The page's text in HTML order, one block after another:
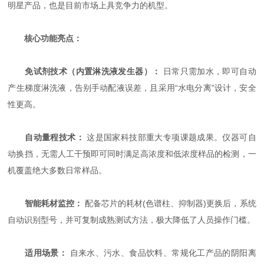
明星产品，也是目前市场上具竞争力的机型。
核心功能亮点：
免试剂技术（内置淋洗液发生器）：
​ 日常只需加水，即可自动
产生梯度淋洗液，告别手动配液误差，且采用“水电分离”设计，安全
性更高。
自动量程技术： ​ 这是国家科技部重大专项课题成果。仪器可自
动换挡，无需人工干预即可同时满足高浓度和低浓度样品的检测，一
机覆盖绝大多数日常样品。
智能耗材监控： ​ 配备芯片的耗材(色谱柱、抑制器)更换后，系统
自动识别型号，并可复制成熟测试方法，极大降低了人员操作门槛。
适用场景：
​ 自来水、污水、食品饮料、常规化工产品的阴阳离